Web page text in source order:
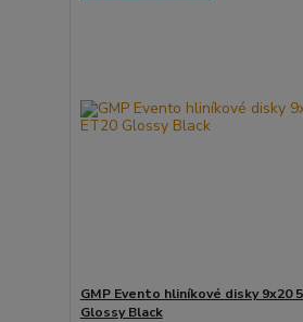
GMP Evento hliníkové disky 9x20
Glossy Black